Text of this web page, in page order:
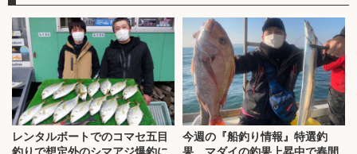
レンタルボートでのコマセ五目
釣りで想定外のシマアジ爆釣に
今週の『船釣り情報』特選釣
果 マダイの釣果上昇中で春間